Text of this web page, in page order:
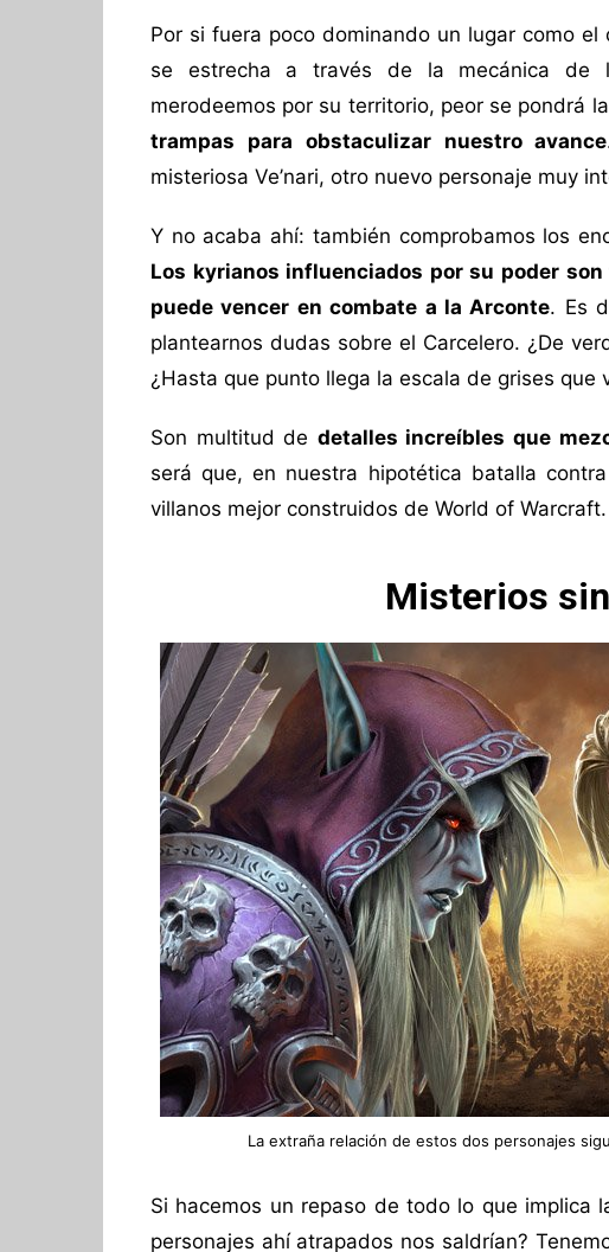
Por si fuera poco dominando un lugar como
se estrecha a través de la mecánica de
merodeemos por su territorio, peor se pondrá
trampas para obstaculizar nuestro avance
misteriosa Ve’nari, otro nuevo personaje muy
Y no acaba ahí: también comprobamos los
Los kyrianos influenciados por su poder
puede vencer en combate a la Arconte. Es
plantearnos dudas sobre el Carcelero. ¿De
¿Hasta que punto llega la escala de grises que
Son multitud de detalles increíbles que
será que, en nuestra hipotética batalla
villanos mejor construidos de World of Warcraft.
Misterios
La extraña relación de estos dos personajes
Si hacemos un repaso de todo lo que implica
personajes ahí atrapados nos saldrían?